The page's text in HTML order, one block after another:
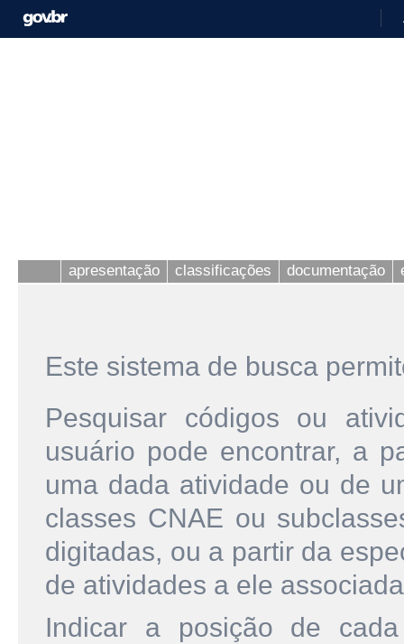
apresentação classificações documentação
Este sistema de busca
Pesquisar códigos ou
usuário pode encontrar, a
uma dada atividade ou de
classes CNAE ou
digitadas, ou a partir da
de atividades a ele
Indicar a posição de